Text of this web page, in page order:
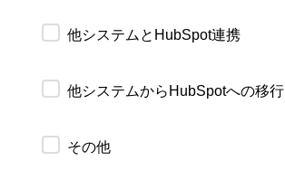
他システムとHubSpot連携
他システムからHubSpotへの移行
その他